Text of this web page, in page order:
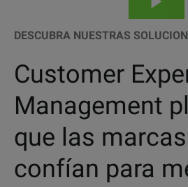
DESCUBRA NUESTRAS
Customer
Management
que las
confían para